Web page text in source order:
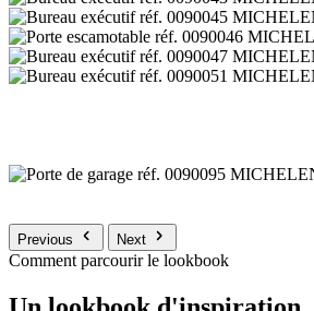
Previous Next
Comment parcourir le lookbook